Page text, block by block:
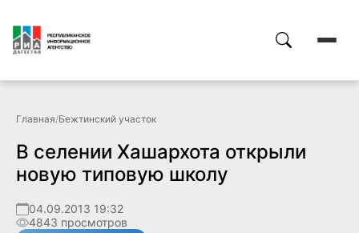
Главная/Бежтинский участок
В селении Хашархота открыли
новую типовую школу
04.09.2013 19:32
4843 просмотров